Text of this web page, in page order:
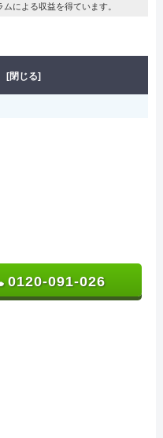
による収益を得ています。
[閉じる]
0120-091-026